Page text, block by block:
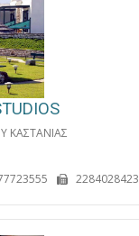
ΚΑΣΤΑΝΙΑΣ
2284028423